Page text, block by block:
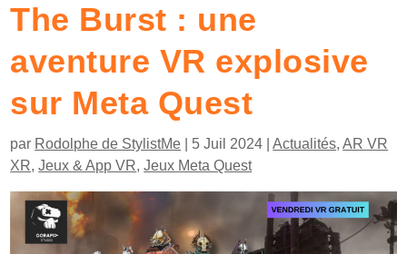
The Burst : une
aventure VR explosive
sur Meta Quest
par Rodolphe de StylistMe 5 Juil 2024 |Actualités,AR VR
XR,Jeux & App VR,Jeux Meta Quest